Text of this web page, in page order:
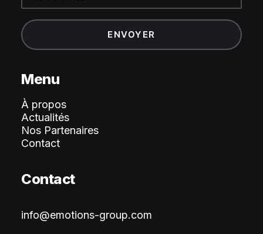
Menu
À propos
Actualités
Nos Partenaires
Contact
Contact
info@emotions-group.com